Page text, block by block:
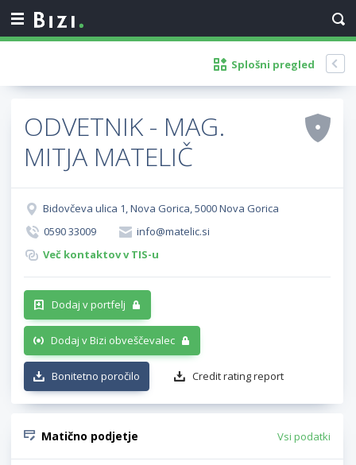
Splošni pregled
ODVETNIK - MAG.
MITJA MATELIČ
Bidovčeva ulica 1, Nova Gorica, 5000 Nova Gorica
0590 33009
info@matelic.si
Več kontaktov v TIS-u
Dodaj v portfelj
Dodaj v Bizi obveščevalec
Bonitetno poročilo Credit rating report
Matično podjetje Vsi podatki